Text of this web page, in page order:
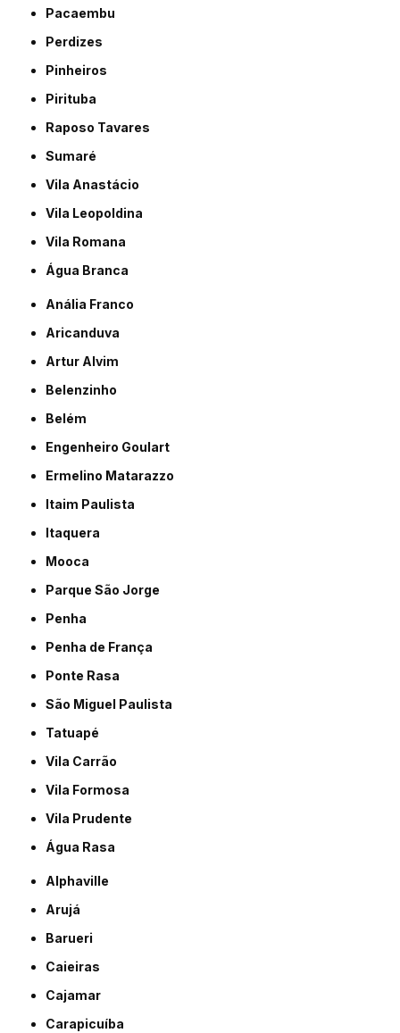
Pacaembu
Perdizes
Pinheiros
Pirituba
Raposo Tavares
Sumaré
Vila Anastácio
Vila Leopoldina
Vila Romana
Água Branca
Anália Franco
Aricanduva
Artur Alvim
Belenzinho
Belém
Engenheiro Goulart
Ermelino Matarazzo
Itaim Paulista
Itaquera
Mooca
Parque São Jorge
Penha
Penha de França
Ponte Rasa
São Miguel Paulista
Tatuapé
Vila Carrão
Vila Formosa
Vila Prudente
Água Rasa
Alphaville
Arujá
Barueri
Caieiras
Cajamar
Carapicuíba